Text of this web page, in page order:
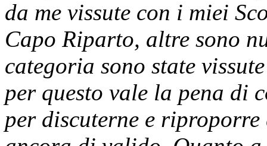
da me vissute con i miei
Capo Riparto, altre sono
categoria sono state
per questo vale la pena di
per discuterne e riproporre